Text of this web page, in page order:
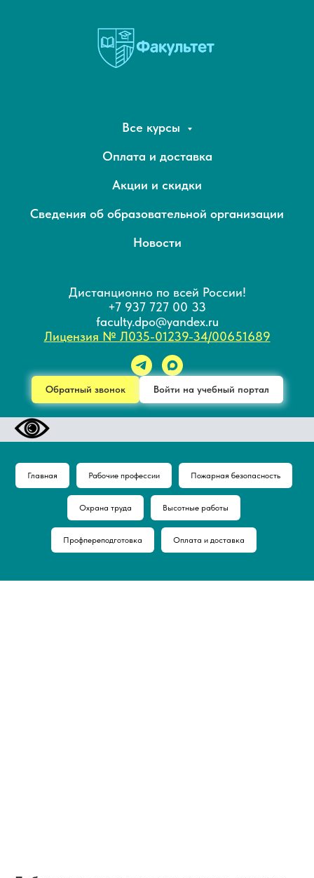
Все курсы
Оплата и доставка
Акции и скидки
Сведения об образовательной организации
Новости
Дистанционно по всей России!
+7 937 727 00 33
faculty.dpo@yandex.ru
Лицензия № Л035-01239-34/00651689
Обратный звонок Войти на учебный портал
Главная Рабочие профессии Пожарная безопасность
Охрана труда Высотные работы
Профпереподготовка Оплата и доставка